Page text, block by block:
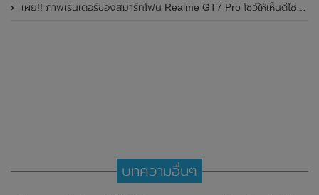
เผย!! ภาพเรนเดอร์ของสมาร์ทโฟน Realme GT7 Pro โชว์ให้เห็นดีไซน์ใหม่ พร้อมเผยรายละเอียดสเปกที่สำคัญบางส่วน
บทความอื่นๆ